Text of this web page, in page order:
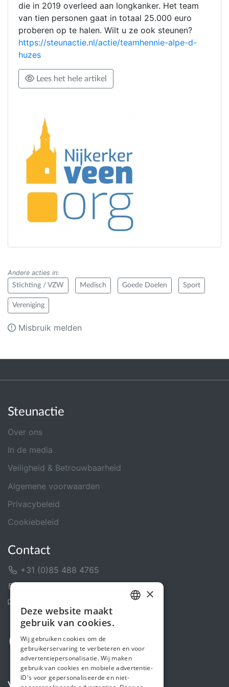
die in 2019 overleed aan longkanker. Het team
van tien personen gaat in totaal 25.000 euro
proberen op te halen. Wilt u ze ook steunen?
https://steunactie.nl/actie/teamhennie-alpe-d-
huzes
Lees het hele artikel
Andere acties in:
Stichting / VZW Medisch Goede Doelen Sport
Vereniging
Misbruik melden
Steunactie
Over ons
In de media
Veiligheid & Betrouwbaarheid
Algemene voorwaarden
Privacybeleid
Cookiebeleid
Contact
+31 (0)85 488 4765
ENGLISH
×
Deze website maakt
gebruik van cookies.
Wij gebruiken cookies om de
gebruikerservaring te verbeteren en voor
advertentiepersonalisatie. Wij maken
gebruik van cookies en mobiele advertentie-
ID's voor gepersonaliseerde en niet-